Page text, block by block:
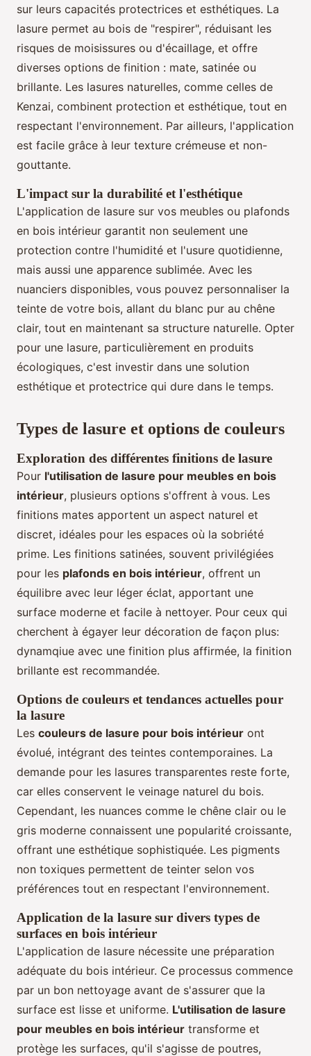
sur leurs capacités protectrices et esthétiques. La
lasure permet au bois de "respirer", réduisant les
risques de moisissures ou d'écaillage, et offre
diverses options de finition : mate, satinée ou
brillante. Les lasures naturelles, comme celles de
Kenzai, combinent protection et esthétique, tout en
respectant l'environnement. Par ailleurs, l'application
est facile grâce à leur texture crémeuse et non-
gouttante.
L'impact sur la durabilité et l'esthétique
L'application de lasure sur vos meubles ou plafonds
en bois intérieur garantit non seulement une
protection contre l'humidité et l'usure quotidienne,
mais aussi une apparence sublimée. Avec les
nuanciers disponibles, vous pouvez personnaliser la
teinte de votre bois, allant du blanc pur au chêne
clair, tout en maintenant sa structure naturelle. Opter
pour une lasure, particulièrement en produits
écologiques, c'est investir dans une solution
esthétique et protectrice qui dure dans le temps.
Types de lasure et options de couleurs
Exploration des différentes finitions de lasure
Pour l'utilisation de lasure pour meubles en bois
intérieur, plusieurs options s'offrent à vous. Les
finitions mates apportent un aspect naturel et
discret, idéales pour les espaces où la sobriété
prime. Les finitions satinées, souvent privilégiées
pour les plafonds en bois intérieur, offrent un
équilibre avec leur léger éclat, apportant une
surface moderne et facile à nettoyer. Pour ceux qui
cherchent à égayer leur décoration de façon plus:
dynamqiue avec une finition plus affirmée, la finition
brillante est recommandée.
Options de couleurs et tendances actuelles pour
la lasure
Les couleurs de lasure pour bois intérieur ont
évolué, intégrant des teintes contemporaines. La
demande pour les lasures transparentes reste forte,
car elles conservent le veinage naturel du bois.
Cependant, les nuances comme le chêne clair ou le
gris moderne connaissent une popularité croissante,
offrant une esthétique sophistiquée. Les pigments
non toxiques permettent de teinter selon vos
préférences tout en respectant l'environnement.
Application de la lasure sur divers types de
surfaces en bois intérieur
L'application de lasure nécessite une préparation
adéquate du bois intérieur. Ce processus commence
par un bon nettoyage avant de s'assurer que la
surface est lisse et uniforme. L'utilisation de lasure
pour meubles en bois intérieur transforme et
protège les surfaces, qu'il s'agisse de poutres,